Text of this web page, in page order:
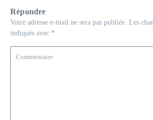
Répondre
Votre adresse e-mail ne sera pas publiée. Les
indiqués avec *